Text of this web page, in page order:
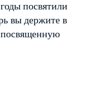
посвятили
вы держите в
посвященную